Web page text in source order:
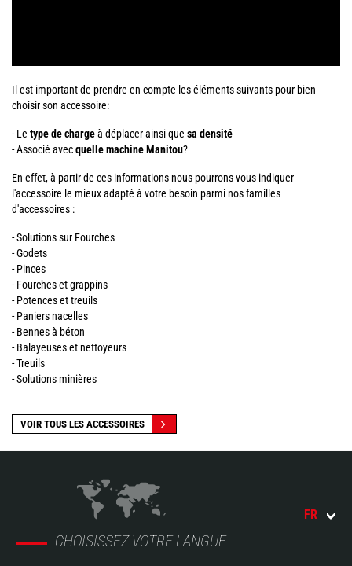
Il est important de prendre en compte les éléments suivants pour bien
choisir son accessoire:
- Le type de chargeà déplacer ainsi que sa densité
- Associé avecquelle machine Manitou?
En effet, à partir de ces informations nous pourrons vous indiquer
l'accessoire le mieux adapté à votre besoin parmi nos familles
d'accessoires :
- Solutions sur Fourches
- Godets
- Pinces
- Fourches et grappins
- Potences et treuils
- Paniers nacelles
- Bennes à béton
- Balayeuses et nettoyeurs
- Treuils
- Solutions minières
VOIR TOUS LES ACCESSOIRES
CHOISISSEZ VOTRE LANGUE
FR